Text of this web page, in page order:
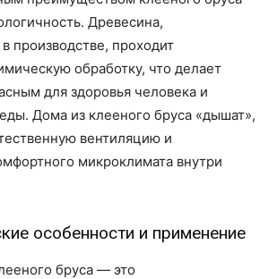
Древесина,
производстве, проходит
обработку, что делает
для здоровья человека и
Дома из клееного бруса «дышат»,
вентиляцию и
микроклимата внутри
особенности и применение
бруса — это